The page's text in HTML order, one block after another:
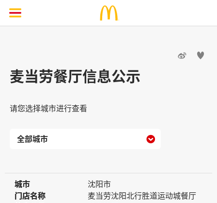
 
麦当劳餐厅信息公示
请您选择城市进行查看

城市
城市
沈阳市
门店名称
门店名称
麦当劳沈阳北行胜道运动城餐厅